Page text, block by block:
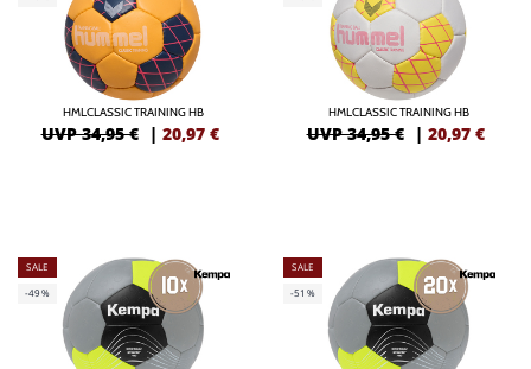
HMLCLASSIC TRAINING HB
UVP 34,95 € | 20,97 €
HMLCLASSIC TRAINING HB
UVP 34,95 € | 20,97 €
SALE
-49%
SALE
-51%